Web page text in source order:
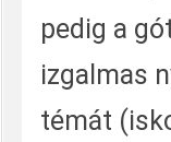
pedig a
izgalmas
témát